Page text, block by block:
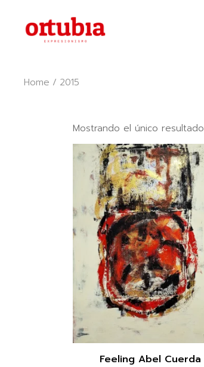
content
Home 2015
Mostrando el único resultado
Feeling Abel Cuerda